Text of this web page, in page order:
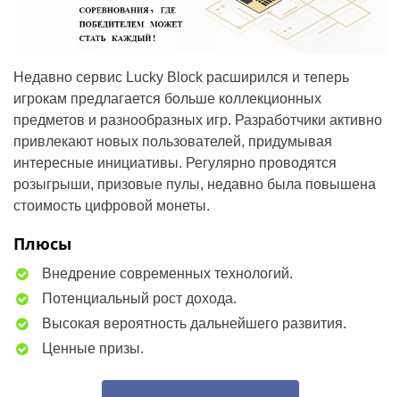
Недавно сервис Lucky Block расширился и теперь
игрокам предлагается больше коллекционных
предметов и разнообразных игр. Разработчики активно
привлекают новых пользователей, придумывая
интересные инициативы. Регулярно проводятся
розыгрыши, призовые пулы, недавно была повышена
стоимость цифровой монеты.
Плюсы
Внедрение современных технологий.
Потенциальный рост дохода.
Высокая вероятность дальнейшего развития.
Ценные призы.